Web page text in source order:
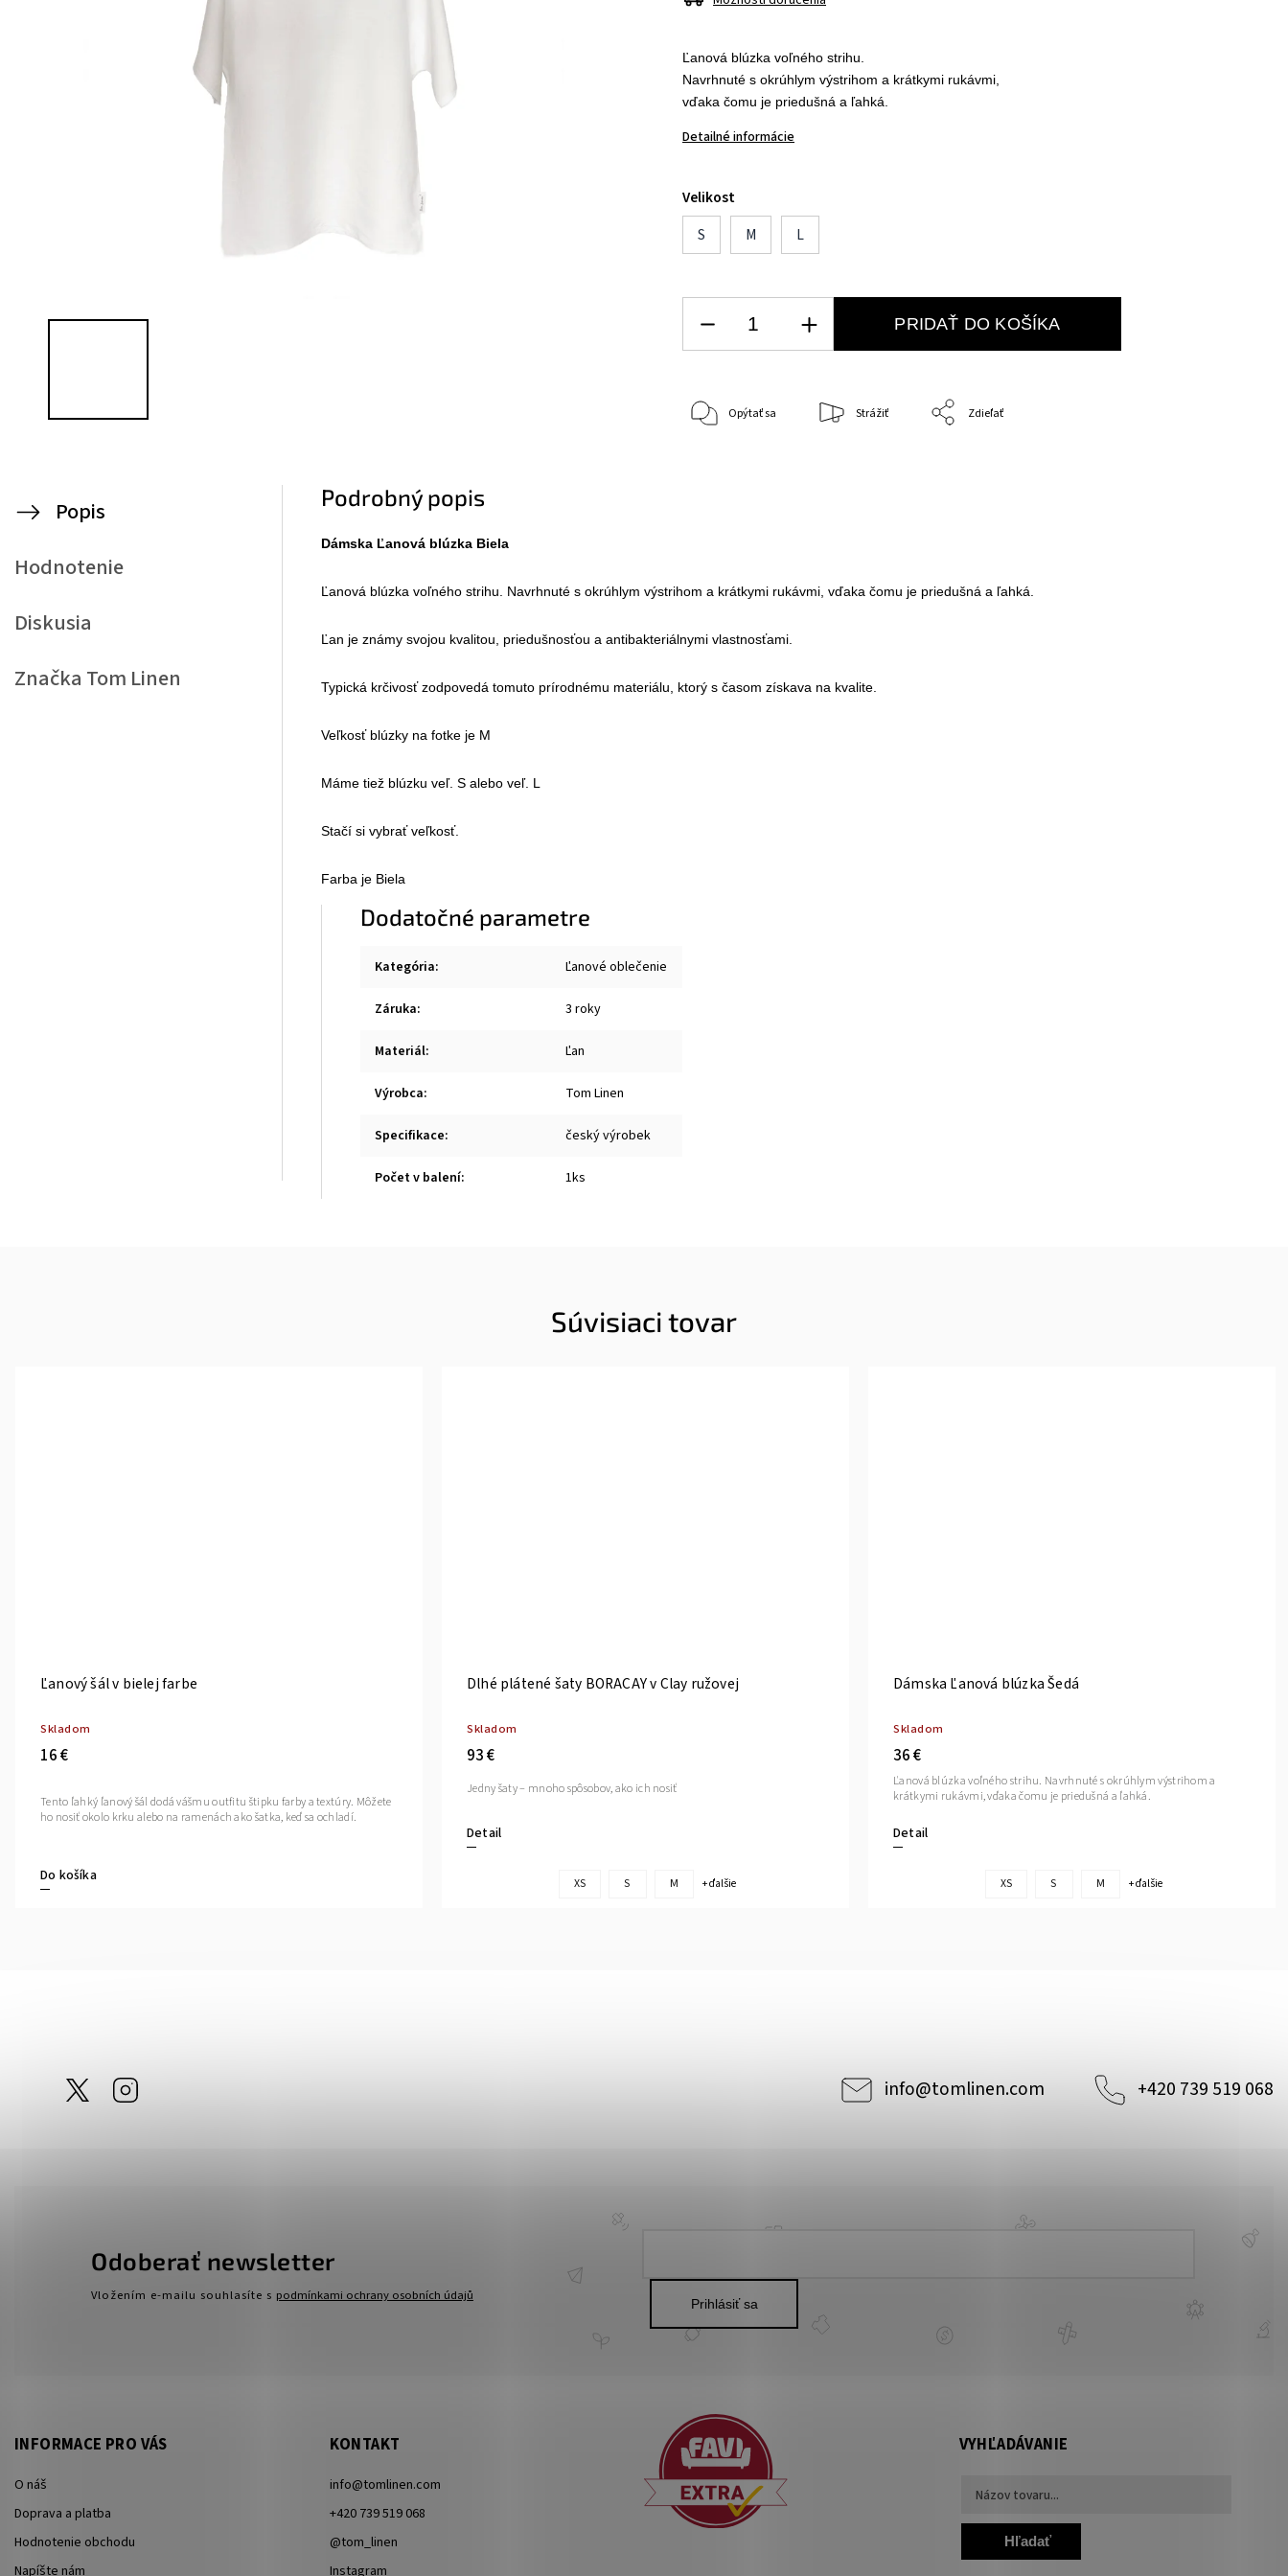
Ľanová blúzka voľného strihu.
Navrhnuté s okrúhlym výstrihom a krátkymi rukávmi,
vďaka čomu je priedušná a ľahká.
Detailné informácie
Velikost
S
M L
PRIDAŤ DO KOŠÍKA
Opýtať sa Strážiť Zdieľať
Popis
Hodnotenie
Diskusia
Značka Tom Linen
Podrobný popis
Dámska Ľanová blúzka Biela
Ľanová blúzka voľného strihu. Navrhnuté s okrúhlym výstrihom a krátkymi rukávmi, vďaka čomu je priedušná a ľahká.
Ľan je známy svojou kvalitou, priedušnosťou a antibakteriálnymi vlastnosťami.
Typická krčivosť zodpovedá tomuto prírodnému materiálu, ktorý s časom získava na kvalite.
Veľkosť blúzky na fotke je M
Máme tiež blúzku veľ. S alebo veľ. L
Stačí si vybrať veľkosť.
Farba je Biela
Dodatočné parametre
Kategória: Ľanové oblečenie
Záruka: 3 roky
Materiál: Ľan
Výrobca: Tom Linen
Specifikace: český výrobek
Počet v balení: 1ks
Súvisiaci tovar
Ľanový šál v bielej farbe
Skladom
16 €
Do košíka
Tento ľahký ľanový šál dodá vášmu outfitu štipku farby a textúry. Môžete
ho nosiť okolo krku alebo na ramenách ako šatka, keď sa ochladí.
Dlhé plátené šaty BORACAY v Clay ružovej
Skladom
93 €
Detail
Jedny šaty – mnoho spôsobov, ako ich nosiť
XS S M + ďalšie
Dámska Ľanová blúzka Šedá
Skladom
36 €
Detail
Ľanová blúzka voľného strihu. Navrhnuté s okrúhlym výstrihom a
krátkymi rukávmi, vďaka čomu je priedušná a ľahká.
XS S M + ďalšie
@tom_linen info@tomlinen.com +420 739 519 068
INFORMACE PRO VÁS
O náš
Doprava a platba
Hodnotenie obchodu
Napíšte nám
Odoberať newsletter
Vložením e-mailu souhlasíte s podmínkami ochrany osobních údajů
Prihlásiť sa
KONTAKT
info@tomlinen.com
+420 739 519 068
@tom_linen
Instagram
VYHĽADÁVANIE
Hľadať